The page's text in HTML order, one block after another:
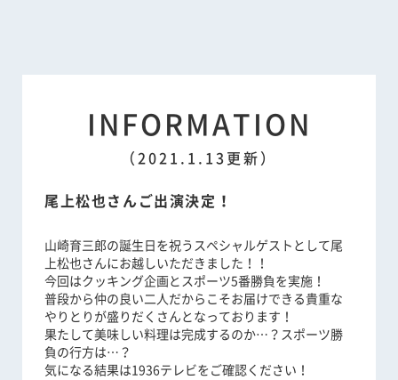
INFORMATION
（2021.1.13更新）
尾上松也さんご出演決定！
山崎育三郎の誕生日を祝うスペシャルゲストとして尾
上松也さんにお越しいただきました！！
今回はクッキング企画とスポーツ5番勝負を実施！
普段から仲の良い二人だからこそお届けできる貴重な
やりとりが盛りだくさんとなっております！
果たして美味しい料理は完成するのか…？スポーツ勝
負の行方は…？
気になる結果は1936テレビをご確認ください！